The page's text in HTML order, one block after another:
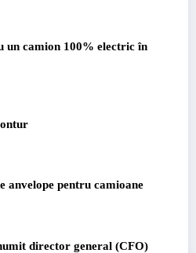
un camion 100% electric în
anvelope pentru camioane
director general (CFO)